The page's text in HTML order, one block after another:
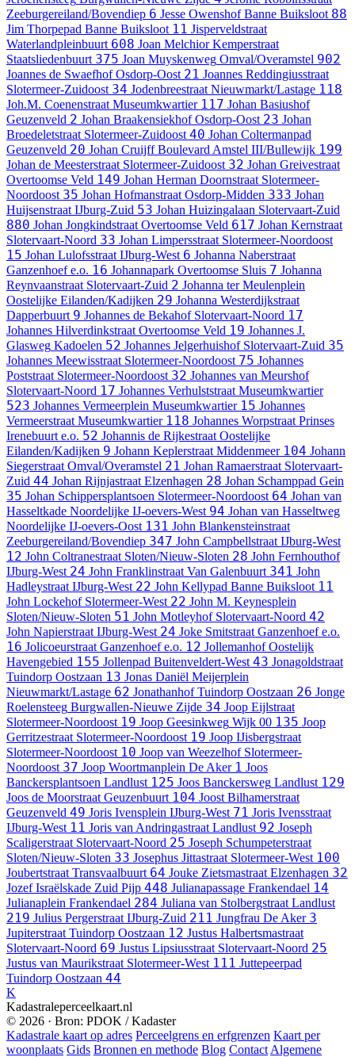
Zeeburgereiland/Bovendiep 6 Jesse Owenshof Banne Buiksloot 88
Jim Thorpepad Banne Buiksloot 11 Jisperveldstraat
Waterlandpleinbuurt 608 Joan Melchior Kemperstraat
Staatsliedenbuurt 375 Joan Muyskenweg Omval/Overamstel 902
Joannes de Swaefhof Osdorp-Oost 21 Joannes Reddingiusstraat
Slotermeer-Zuidoost 34 Jodenbreestraat Nieuwmarkt/Lastage 118
Joh.M. Coenenstraat Museumkwartier 117 Johan Basiushof
Geuzenveld 2 Johan Braakensiekhof Osdorp-Oost 23 Johan
Broedeletstraat Slotermeer-Zuidoost 40 Johan Coltermanpad
Geuzenveld 20 Johan Cruijff BoulevardAmstel III/Bullewijk 199
Johan de Meesterstraat Slotermeer-Zuidoost 32 Johan Greivestraat
Overtoomse Veld 149 Johan Herman Doornstraat Slotermeer-
Noordoost 35 Johan Hofmanstraat Osdorp-Midden 333 Johan
Huijsenstraat IJburg-Zuid 53 Johan Huizingalaan Slotervaart-Zuid
880 Johan Jongkindstraat Overtoomse Veld 617 Johan Kernstraat
Slotervaart-Noord 33 Johan Limpersstraat Slotermeer-Noordoost
15 Johan Lulofsstraat IJburg-West 6 Johanna Naberstraat
Ganzenhoef e.o. 16 Johannapark Overtoomse Sluis 7 Johanna
Reynvaanstraat Slotervaart-Zuid 2 Johanna ter Meulenplein
Oostelijke Eilanden/Kadijken 29 Johanna Westerdijkstraat
Dapperbuurt 9 Johannes de Bekahof Slotervaart-Noord 17
Johannes Hilverdinkstraat Overtoomse Veld 19 Johannes J.
Glasweg Kadoelen 52 Johannes Jelgerhuishof Slotervaart-Zuid 35
Johannes Meewisstraat Slotermeer-Noordoost 75 Johannes
Poststraat Slotermeer-Noordoost 32 Johannes van Meurshof
Slotervaart-Noord 17 Johannes Verhulststraat Museumkwartier
523 Johannes Vermeerplein Museumkwartier 15 Johannes
Vermeerstraat Museumkwartier 118 Johannes Worpstraat Prinses
Irenebuurt e.o. 52 Johannis de Rijkestraat Oostelijke
Eilanden/Kadijken 9 Johann Keplerstraat Middenmeer 104 Johann
Siegerstraat Omval/Overamstel 21 Johan Ramaerstraat Slotervaart-
Zuid 44 Johan Rijnjastraat Elzenhagen 28 Johan Schamppad Gein
35 Johan Schippersplantsoen Slotermeer-Noordoost 64 Johan van
Hasseltkade Noordelijke IJ-oevers-West 94 Johan van Hasseltweg
Noordelijke IJ-oevers-Oost 131 John Blankensteinstraat
Zeeburgereiland/Bovendiep 347 John Campbellstraat IJburg-West
12 John Coltranestraat Sloten/Nieuw-Sloten 28 John Fernhouthof
IJburg-West 24 John Franklinstraat Van Galenbuurt 341 John
Hadleystraat IJburg-West 22 John Kellypad Banne Buiksloot 11
John Lockehof Slotermeer-West 22 John M. Keynesplein
Sloten/Nieuw-Sloten 51 John Motleyhof Slotervaart-Noord 42
John Napierstraat IJburg-West 24 Joke Smitstraat Ganzenhoef e.o.
16 Jolicoeurstraat Ganzenhoef e.o. 12 Jollemanhof Oostelijk
Havengebied 155 Jollenpad Buitenveldert-West 43 Jonagoldstraat
Tuindorp Oostzaan 13 Jonas Daniël Meijerplein
Nieuwmarkt/Lastage 62 Jonathanhof Tuindorp Oostzaan 26 Jonge
Roelensteeg Burgwallen-Nieuwe Zijde 34 Joop Eijlstraat
Slotermeer-Noordoost 19 Joop Geesinkweg Wijk 00 135 Joop
Gerritzestraat Slotermeer-Noordoost 19 Joop IJisbergstraat
Slotermeer-Noordoost 10 Joop van Weezelhof Slotermeer-
Noordoost 37 Joop Woortmanplein De Aker 1 Joos
Banckersplantsoen Landlust 125 Joos Banckersweg Landlust 129
Joos de Moorstraat Geuzenbuurt 104 Joost Bilhamerstraat
Geuzenveld 49 Joris Ivensplein IJburg-West 71 Joris Ivensstraat
IJburg-West 11 Joris van Andringastraat Landlust 92 Joseph
Scaligerstraat Slotervaart-Noord 25 Joseph Schumpeterstraat
Sloten/Nieuw-Sloten 33 Josephus Jittastraat Slotermeer-West 100
Joubertstraat Transvaalbuurt 64 Jouke Zietsmastraat Elzenhagen 32
Jozef Israëlskade Zuid Pijp 448 Julianapassage Frankendael 14
Julianaplein Frankendael 284 Juliana van Stolbergstraat Landlust
219 Julius Pergerstraat IJburg-Zuid 211 Jungfrau De Aker 3
Jupiterstraat Tuindorp Oostzaan 12 Justus Halbertsmastraat
Slotervaart-Noord 69 Justus Lipsiusstraat Slotervaart-Noord 25
Justus van Maurikstraat Slotermeer-West 111 Juttepeerpad
Tuindorp Oostzaan 44
K
Kadastraleperceelkaart.nl
© 2026 · Bron: PDOK / Kadaster
Kadastrale kaart op adres Perceelgrens en erfgrenzen Kaart per
woonplaats Gids Bronnen en methode Blog ContactAlgemene